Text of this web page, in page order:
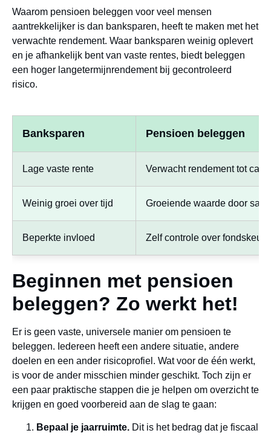
Waarom pensioen beleggen voor veel mensen
aantrekkelijker is dan banksparen, heeft te maken met het
verwachte rendement. Waar banksparen weinig oplevert
en je afhankelijk bent van vaste rentes, biedt beleggen
een hoger langetermijnrendement bij gecontroleerd
risico.
Banksparen Pensioen beleggen
Lage vaste rente Verwacht rendement tot ca.
Weinig groei over tijd Groeiende waarde door
Beperkte invloed Zelf controle over
Beginnen met pensioen
beleggen? Zo werkt het!
Er is geen vaste, universele manier om pensioen te
beleggen. Iedereen heeft een andere situatie, andere
doelen en een ander risicoprofiel. Wat voor de één werkt,
is voor de ander misschien minder geschikt. Toch zijn er
een paar praktische stappen die je helpen om overzicht te
krijgen en goed voorbereid aan de slag te gaan:
Bepaal je jaarruimte. Dit is het bedrag dat je fiscaal